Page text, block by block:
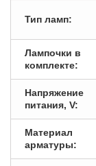
Тип ламп:
Лампочки в
комплекте:
Напряжение
питания, V:
Материал
арматуры: